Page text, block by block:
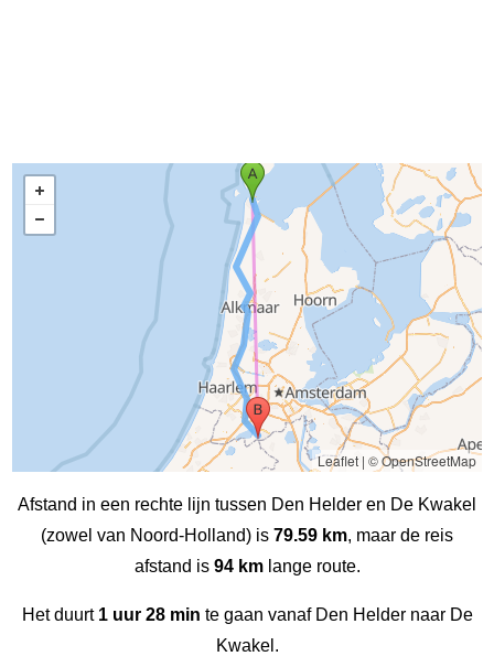
Leaflet| © OpenStreetMap
Afstand in een rechte lijn tussen Den Helder en De Kwakel
(zowel van Noord-Holland) is 79.59 km, maar de reis
afstand is 94 kmlange route.
Het duurt 1 uur 28 min te gaan vanaf Den Helder naar De
Kwakel.